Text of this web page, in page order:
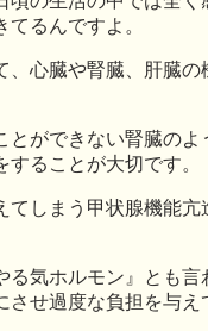
るんですよ。
、心臓や腎臓、肝臓
とができない腎臓の
ることが大切です。
てしまう甲状腺機能
る気ホルモン』とも
せ過度な負担を与え